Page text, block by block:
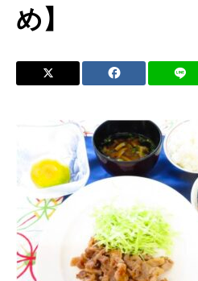
め】